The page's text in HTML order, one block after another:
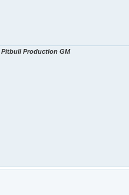
Pitbull Production GM